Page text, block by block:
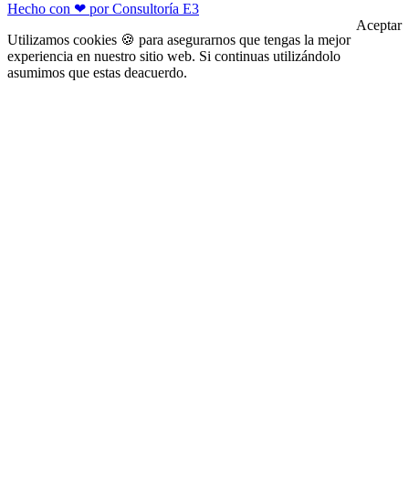
Hecho con ❤ por Consultoría E3
Utilizamos cookies 🍪 para asegurarnos que tengas la mejor
experiencia en nuestro sitio web. Si continuas utilizándolo
asumimos que estas deacuerdo.
Aceptar